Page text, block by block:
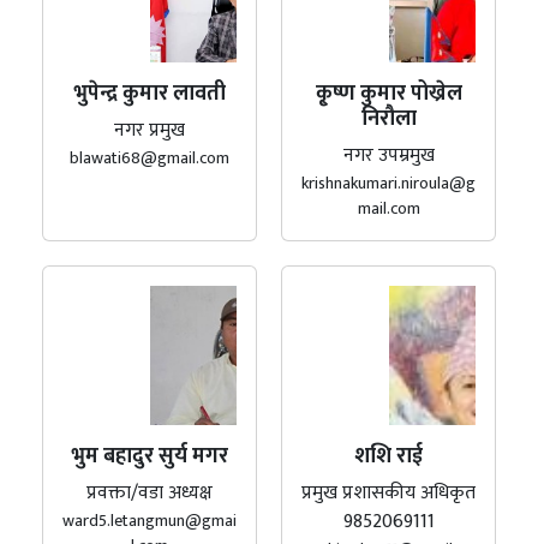
भुपेन्द्र कुमार लावती
नगर प्रमुख
blawati68@gmail.com
कृ्ष्ण कुमार पोख्रेल
निरौला
नगर उपम्रमुख
krishnakumari.niroula@g
mail.com
भुम बहादुर सुर्य मगर
प्रवक्ता/वडा अध्यक्ष
ward5.letangmun@gmai
शशि राई
प्रमुख प्रशासकीय अधिकृत
9852069111